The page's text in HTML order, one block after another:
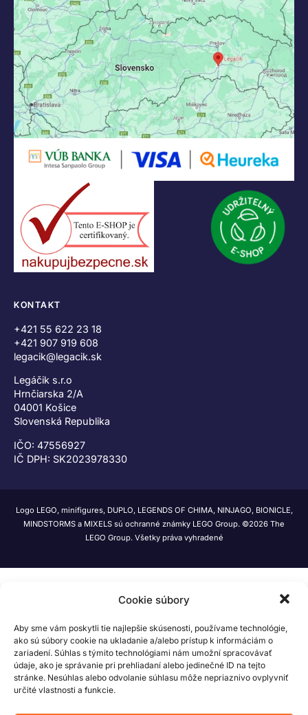
Cookie súbory
Aby sme vám poskytli tie najlepšie skúsenosti, používame technológie,
ako sú súbory cookie na ukladanie a/alebo prístup k informáciám o
zariadení. Súhlas s týmito technológiami nám umožní spracovávať
údaje, ako je správanie pri prehliadaní alebo jedinečné ID na tejto
stránke. Nesúhlas alebo odvolanie súhlasu môže nepriaznivo ovplyvniť
určité vlastnosti a funkcie.
KONTAKT
+421 55 622 23 18
+421 907 919 608
legacik@legacik.sk
Legáčik s.r.o
Hrnčiarska 2/A
04001 Košice
Slovenská Republika
IČO: 47556927
IČ DPH: SK2023978330
Logo LEGO, minifigures, DUPLO, LEGENDS OF CHIMA, NINJAGO, BIONICLE,
MINDSTORMS a MIXELS sú ochranné známky LEGO Group. ©2026 The
LEGO Group. Všetky práva vyhradené